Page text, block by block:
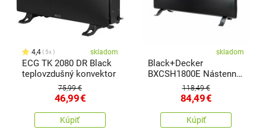
4,4 5x skladom
ECG TK 2080 DR Black
teplovzdušný konvektor
75,99 €
46,99€
Kúpiť
skladom
Black+Decker
BXCSH1800E Nástenný
konvektor118,49 €
84,49€
Kúpiť